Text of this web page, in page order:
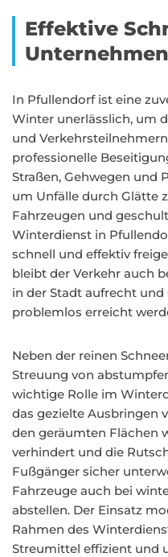
Effektive
In Pfullendorf ist eine
Winter unerlässlich, um
und
professionelle
Straßen, Gehwegen und
um Unfälle durch Glätte
Fahrzeugen und
Winterdienst in
schnell und effektiv
bleibt der Verkehr auch
in der Stadt aufrecht
problemlos erreicht
Neben der reinen
Streuung von
wichtige Rolle im
das gezielte Ausbringen
den geräumten Flächen
verhindert und die
Fußgänger sicher
Fahrzeuge auch bei
abstellen. Der Einsatz
Rahmen des
Streumittel effizient und